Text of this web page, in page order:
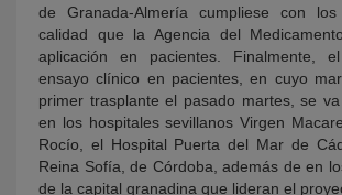
de Granada-Almería cumpliese con
calidad que la Agencia del
aplicación en pacientes. Finalmente,
ensayo clínico en pacientes, en cuyo
primer trasplante el pasado martes, se
en los hospitales sevillanos Virgen
Rocío, el Hospital Puerta del Mar de
Reina Sofía, de Córdoba, además de en
de la capital granadina que lideran el